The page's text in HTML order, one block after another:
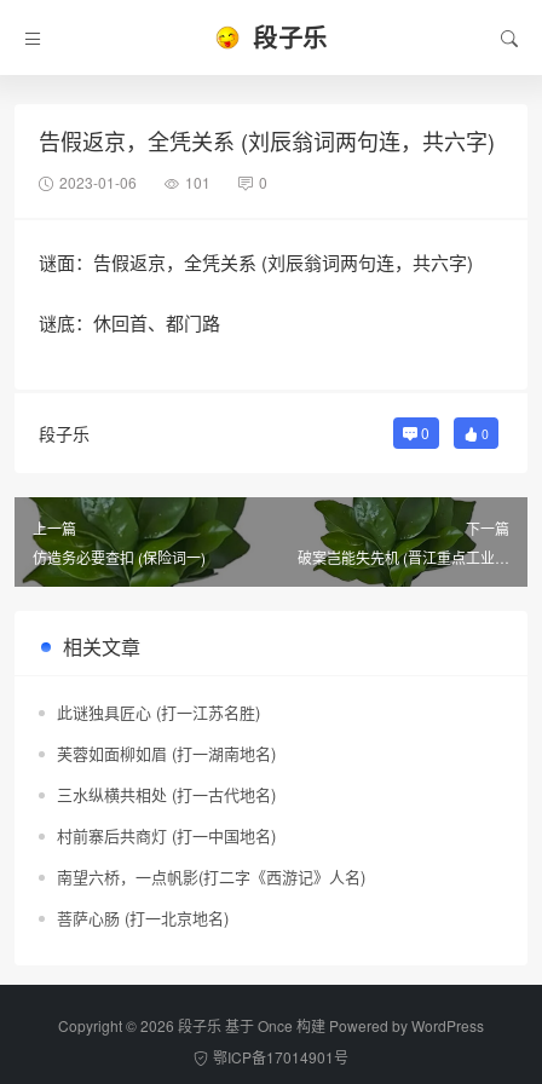
段子乐
告假返京，全凭关系 (刘辰翁词两句连，共六字)
2023-01-06 101 0
谜面：告假返京，全凭关系 (刘辰翁词两句连，共六字)
谜底：休回首、都门路
段子乐 0 0
上一篇
仿造务必要查扣 (保险词一)
下一篇
破案岂能失先机 (晋江重点工业企
相关文章
此谜独具匠心 (打一江苏名胜)
芙蓉如面柳如眉 (打一湖南地名)
三水纵横共相处 (打一古代地名)
村前寨后共商灯 (打一中国地名)
南望六桥，一点帆影(打二字《西游记》人名)
菩萨心肠 (打一北京地名)
Copyright © 2026 段子乐 基于 Once 构建 Powered byWordPress
鄂ICP备17014901号